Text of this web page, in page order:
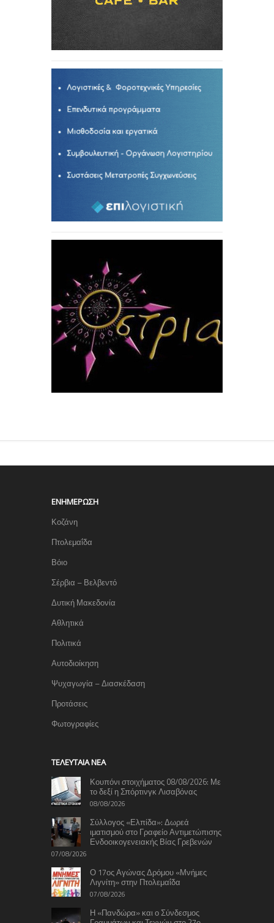
ΕΝΗΜΈΡΩΣΗ
Κοζάνη
Πτολεμαΐδα
Βόιο
Σέρβια – Βελβεντό
Δυτική Μακεδονία
Αθλητικά
Πολιτικά
Αυτοδιοίκηση
Ψυχαγωγία – Διασκέδαση
Προτάσεις
Φωτογραφίες
TΕΛΕΥΤΑΊΑ ΝΈΑ
Κουπόνι στοιχήματος 08/08/2026: Με
το δεξί η Σπόρτινγκ Λισαβόνας
08/08/2026
Σύλλογος «Ελπίδα»: Δωρεά
ιματισμού στο Γραφείο Αντιμετώπισης
Ενδοοικογενειακής Βίας Γρεβενών
07/08/2026
Ο 17ος Αγώνας Δρόμου «Μνήμες
Λιγνίτη» στην Πτολεμαΐδα
07/08/2026
Η «Πανδώρα» και ο Σύνδεσμος